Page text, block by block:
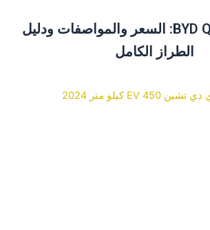
BYD Qin Plus 2025: السعر والمواصفات ودليل
الطراز الكامل